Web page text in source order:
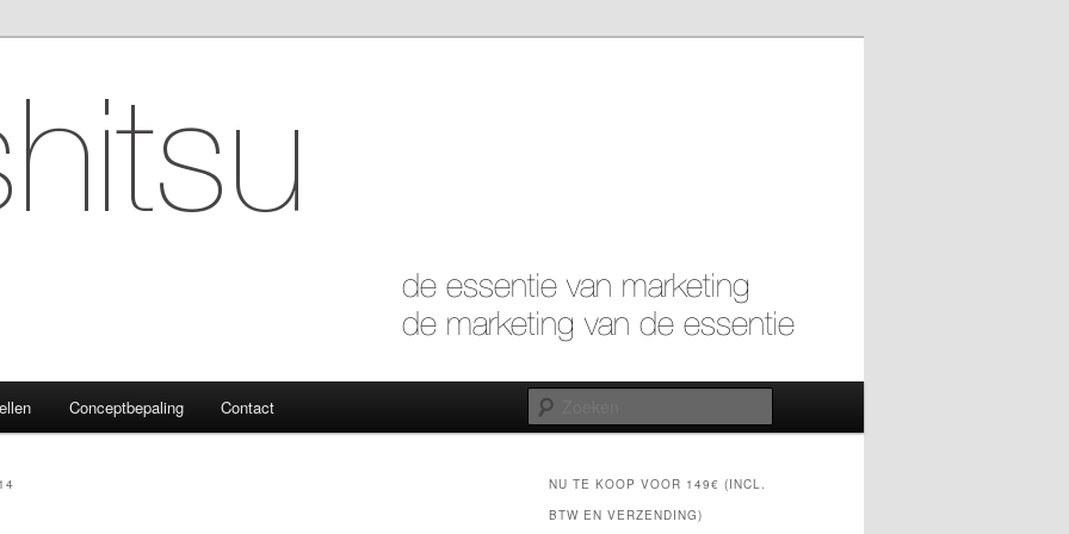
Conceptbepaling Contact
NU TE KOOP VOOR 149€ (INCL.
BTW EN VERZENDING)